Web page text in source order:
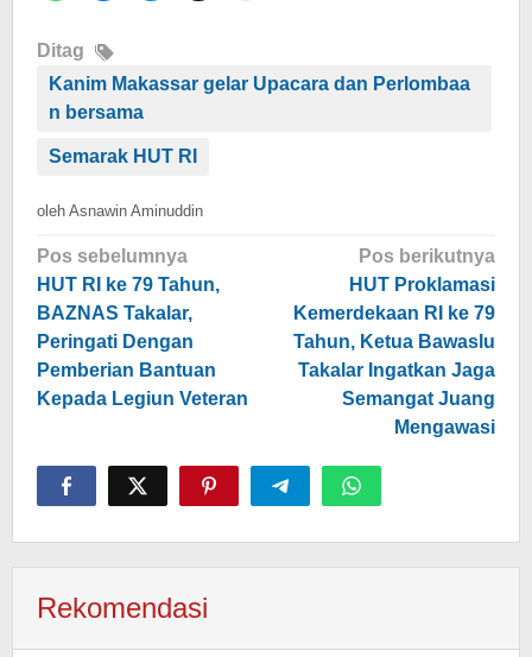
Ditag
Kanim Makassar gelar Upacara dan Perlombaa
n bersama
Semarak HUT RI
oleh Asnawin Aminuddin
Navigasi
pos
Pos sebelumnya
HUT RI ke 79 Tahun,
BAZNAS Takalar,
Peringati Dengan
Pemberian Bantuan
Kepada Legiun Veteran
Pos berikutnya
HUT Proklamasi
Kemerdekaan RI ke 79
Tahun, Ketua Bawaslu
Takalar Ingatkan Jaga
Semangat Juang
Mengawasi
Rekomendasi